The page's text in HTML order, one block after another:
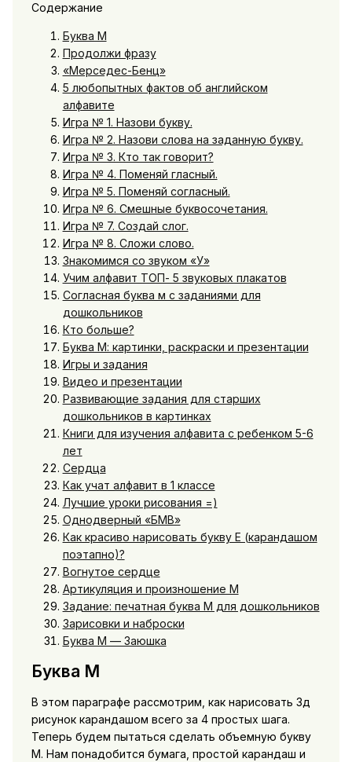
Содержание
Буква М
Продолжи фразу
«Мерседес-Бенц»
5 любопытных фактов об английском
алфавите
Игра № 1. Назови букву.
Игра № 2. Назови слова на заданную букву.
Игра № 3. Кто так говорит?
Игра № 4. Поменяй гласный.
Игра № 5. Поменяй согласный.
Игра № 6. Смешные буквосочетания.
Игра № 7. Создай слог.
Игра № 8. Сложи слово.
Знакомимся со звуком «У»
Учим алфавит ТОП- 5 звуковых плакатов
Согласная буква м с заданиями для
дошкольников
Кто больше?
Буква М: картинки, раскраски и презентации
Игры и задания
Видео и презентации
Развивающие задания для старших
дошкольников в картинках
Книги для изучения алфавита с ребенком 5-6
лет
Сердца
Как учат алфавит в 1 классе
Лучшие уроки рисования =)
Однодверный «БМВ»
Как красиво нарисовать букву Е (карандашом
поэтапно)?
Вогнутое сердце
Артикуляция и произношение М
Задание: печатная буква М для дошкольников
Зарисовки и наброски
Буква М — Заюшка
Буква М
В этом параграфе рассмотрим, как нарисовать 3д
рисунок карандашом всего за 4 простых шага.
Теперь будем пытаться сделать объемную букву
М. Нам понадобится бумага, простой карандаш и